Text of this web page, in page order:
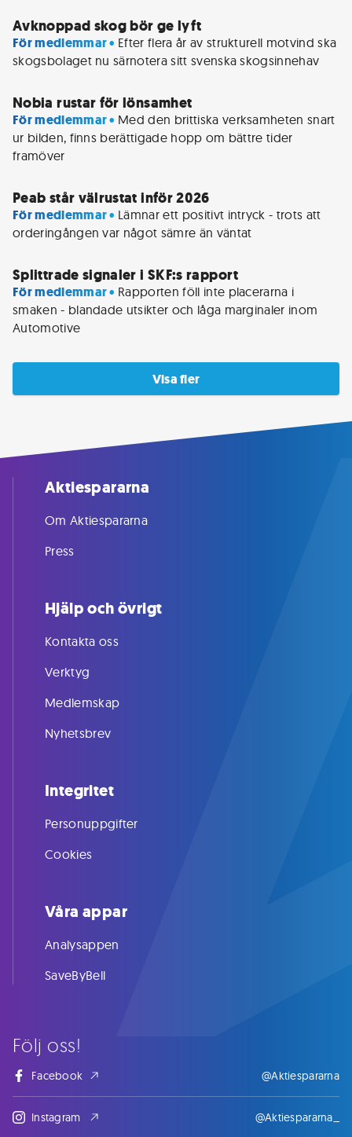
Avknoppad skog bör ge lyft
För medlemmar • Efter flera år av strukturell motvind ska
skogsbolaget nu särnotera sitt svenska skogsinnehav
Nobia rustar för lönsamhet
För medlemmar • Med den brittiska verksamheten snart
ur bilden, finns berättigade hopp om bättre tider
framöver
Peab står välrustat inför 2026
För medlemmar • Lämnar ett positivt intryck - trots att
orderingången var något sämre än väntat
Splittrade signaler i SKF:s rapport
För medlemmar • Rapporten föll inte placerarna i
smaken - blandade utsikter och låga marginaler inom
Automotive
Visa fler
Följ oss!
Facebook @Aktiespararna
Instagram @Aktiespararna_
Aktiespararna
Om Aktiespararna
Press
Hjälp och övrigt
Kontakta oss
Verktyg
Medlemskap
Nyhetsbrev
Integritet
Personuppgifter
Cookies
Våra appar
Analysappen
SaveByBell